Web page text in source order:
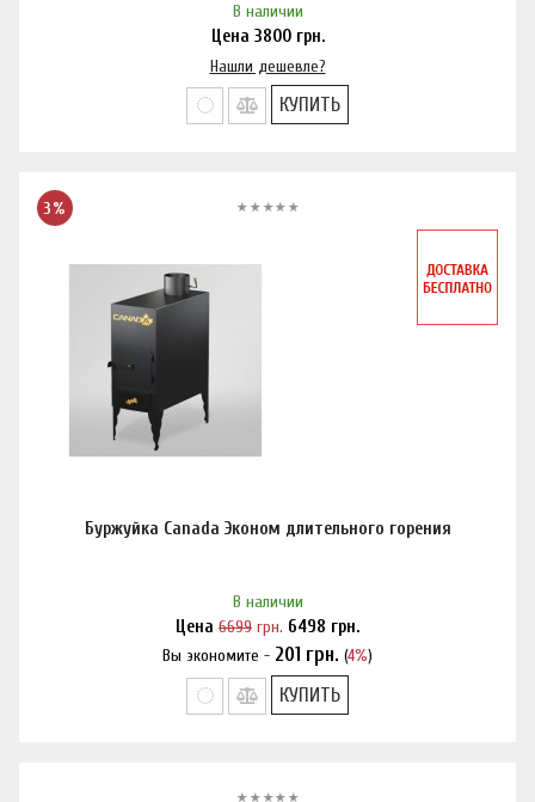
В наличии
Цена 3800грн.
Нашли дешевле?
КУПИТЬ
3%
Буржуйка Canada Эконом длительного горения
В наличии
Цена 6699 грн. 6498 грн.
Вы экономите - 201 грн. (4%)
Нашли дешевле?
КУПИТЬ